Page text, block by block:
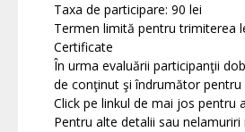
Taxa de participare: 90 lei
Termen limită pentru trimiterea
Certificate
În urma evaluării participanţii
de conţinut şi îndrumător pentru
Click pe linkul de mai jos pentru
Pentru alte detalii sau